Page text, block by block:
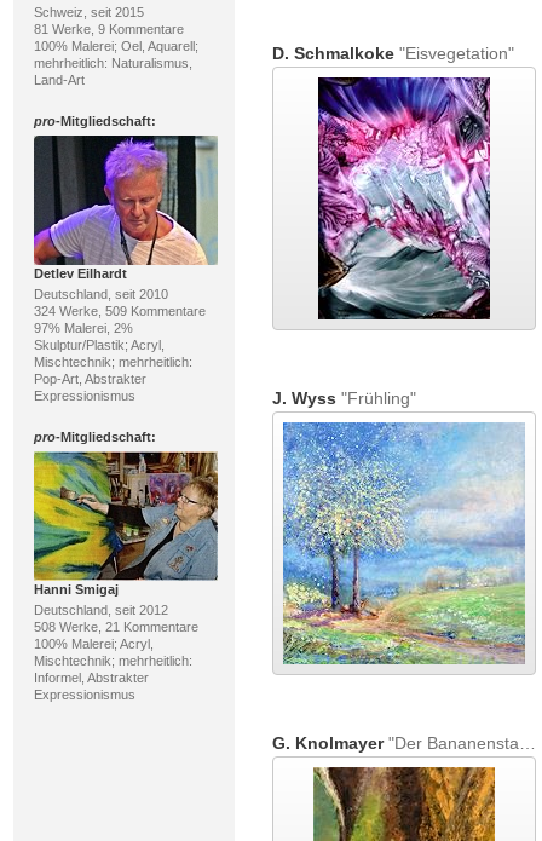
Schweiz, seit 2015
81 Werke, 9 Kommentare
100% Malerei; Oel, Aquarell;
mehrheitlich: Naturalismus,
Land-Art
pro-Mitgliedschaft:
Detlev Eilhardt
Deutschland, seit 2010
324 Werke, 509 Kommentare
97% Malerei, 2%
Skulptur/Plastik; Acryl,
Mischtechnik; mehrheitlich:
Pop-Art, Abstrakter
Expressionismus
pro-Mitgliedschaft:
Hanni Smigaj
Deutschland, seit 2012
508 Werke, 21 Kommentare
100% Malerei; Acryl,
Mischtechnik; mehrheitlich:
Informel, Abstrakter
Expressionismus
D. Schmalkoke"Eisvegetation"
J. Wyss "Frühling"
G. Knolmayer"Der Bananenstamm hält an der Krawattentradition fest"